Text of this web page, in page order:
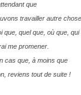
que
travailler autre
que, quel que, où que, qui
me promener.
cas que, à moins que
reviens tout de suite !